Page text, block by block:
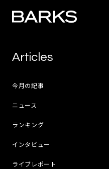
Articles
今月の記事
ニュース
ランキング
インタビュー
ライブレポート